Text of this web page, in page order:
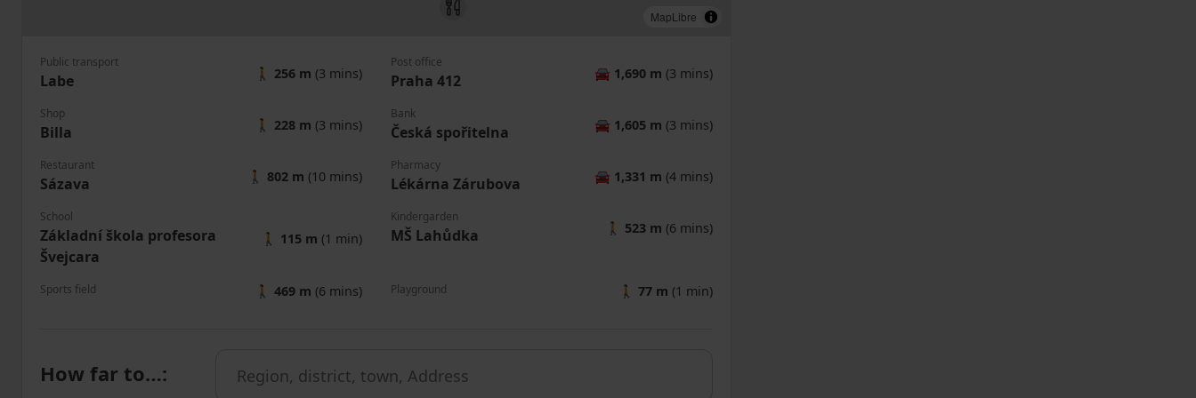
MapLibre| © OpenStreetMap contributors
Public transport
Labe 🚶 256 m (3 mins)
Post office
Praha 412 🚘 1,690 m (3 mins)
Shop
Billa 🚶 228 m (3 mins)
Bank
Česká spořitelna 🚘 1,605 m (3 mins)
Restaurant
Sázava 🚶 802 m (10 mins)
Pharmacy
Lékárna Zárubova 🚘 1,331 m (4 mins)
School
Základní škola profesora
Švejcara
🚶 115 m (1 min)
Kindergarden
MŠ Lahůdka 🚶 523 m (6 mins)
Sports field 🚶 469 m (6 mins) Playground 🚶 77 m (1 min)
How far to…: